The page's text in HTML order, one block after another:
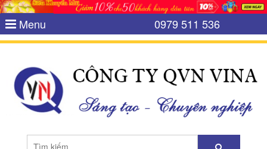
Menu 0979 511 536